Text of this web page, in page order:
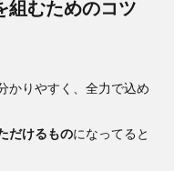
組むためのコツ
かりやすく、全力で込め
だけるものになってると